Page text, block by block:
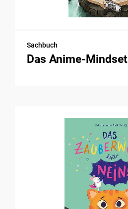
Sachbuch
Das Anime-Mindset